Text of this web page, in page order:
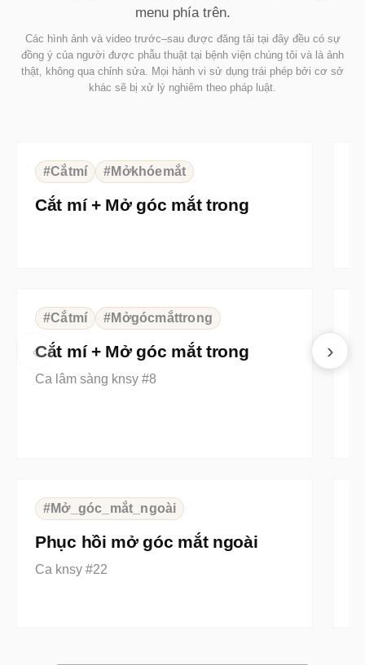
menu phía trên.
Các hình ảnh và video trước–sau được đăng tải tại đây đều có sự
đồng ý của người được phẫu thuật tại bệnh viện chúng tôi và là ảnh
thật, không qua chỉnh sửa. Mọi hành vi sử dụng trái phép bởi cơ sở
khác sẽ bị xử lý nghiêm theo pháp luật.
‹ ›
BEFORE
#Cắtmí #Mởkhóemắt
Cắt mí + Mở góc mắt trong
BEFORE
#Cắtmí #Mởgócmắttrong
Cắt mí + Mở góc mắt trong
Ca lâm sàng knsy #8
BEFORE
#Mở_góc_mắt_ngoài
Phục hồi mở góc mắt ngoài
Ca knsy #22